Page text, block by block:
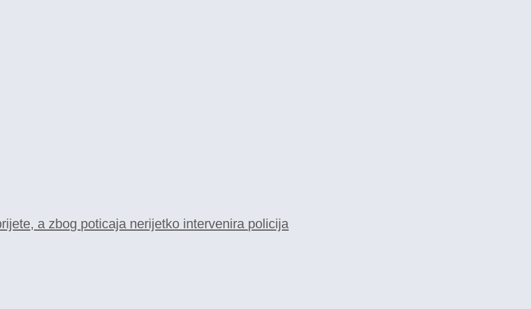
a zbog poticaja nerijetko intervenira policija